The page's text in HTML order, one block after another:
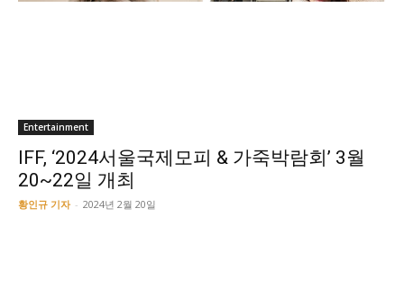
Entertainment
IFF, ‘2024서울국제모피 & 가죽박람회’ 3월
20~22일 개최
황인규 기자 - 2024년 2월 20일